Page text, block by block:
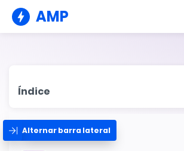
AMP
Índice
Alternar barra lateral